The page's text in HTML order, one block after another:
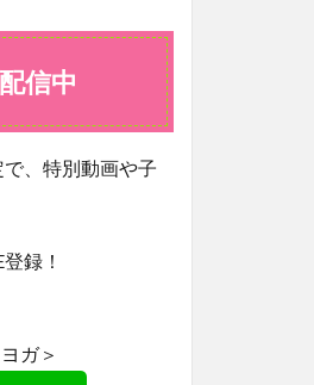
信中
で、特別動画や子
録！
ガ＞